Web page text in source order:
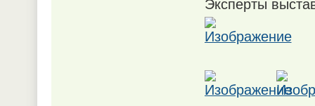
Эксперты